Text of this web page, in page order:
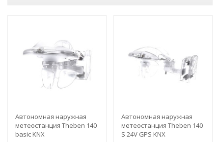
Автономная наружная
метеостанция Theben 140
basic KNX
Автономная наружная
метеостанция Theben 140
S 24V GPS KNX